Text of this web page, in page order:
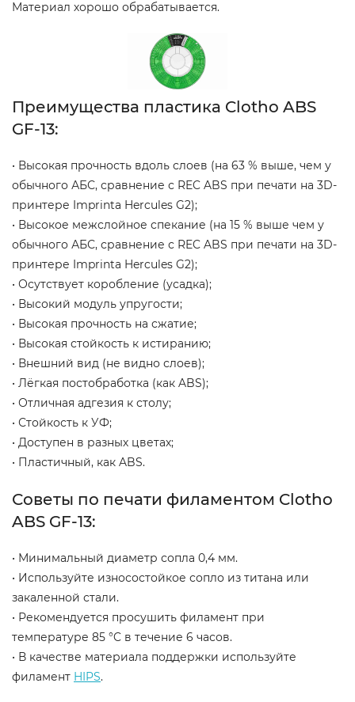
Материал хорошо обрабатывается.
Преимущества пластика Clotho ABS
GF-13:
• Высокая прочность вдоль слоев (на 63 % выше, чем у
обычного АБС, сравнение с REC ABS при печати на 3D-
принтере Imprinta Hercules G2);
• Высокое межслойное спекание (на 15 % выше чем у
обычного АБС, сравнение с REC ABS при печати на 3D-
принтере Imprinta Hercules G2);
• Осутствует коробление (усадка);
• Высокий модуль упругости;
• Высокая прочность на сжатие;
• Высокая стойкость к истиранию;
• Внешний вид (не видно слоев);
• Лёгкая постобработка (как ABS);
• Отличная адгезия к столу;
• Стойкость к УФ;
• Доступен в разных цветах;
• Пластичный, как ABS.
Советы по печати филаментом Clotho
ABS GF-13:
• Минимальный диаметр сопла 0,4 мм.
• Используйте износостойкое сопло из титана или
закаленной стали.
• Рекомендуется просушить филамент при
температуре 85 °C в течение 6 часов.
• В качестве материала поддержки используйте
филамент HIPS.